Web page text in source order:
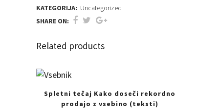
mesec,
quantity
KATEGORIJA: Uncategorized
SHARE ON:
Related products
Spletni tečaj Kako doseči rekordno
prodajo z vsebino (teksti)